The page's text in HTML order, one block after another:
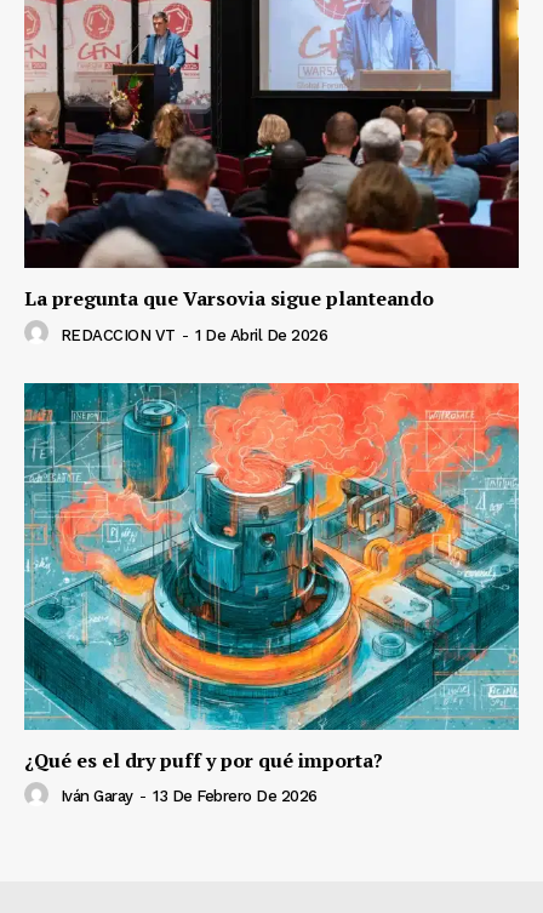
La pregunta que Varsovia sigue planteando
REDACCION VT - 1 De Abril De 2026
¿Qué es el dry puff y por qué importa?
Iván Garay - 13 De Febrero De 2026